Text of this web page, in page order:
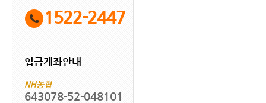
1522-2447
입금계좌안내
NH농협
643078-52-048101